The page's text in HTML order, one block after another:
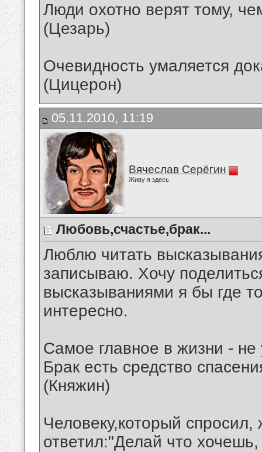
Люди охотно верят тому,
(Цезарь)
Очевидность умаляется
(Цицерон)
05.11.2010, 11:19
Вячеслав Серёгин
Живу я здесь
Любовь,счастье,брак...
Люблю читать
записываю. Хочу
высказываниями я бы где
интересно.
Самое главное в жизни -
Брак есть средство
(Княжин)
Человеку,который
ответил:"Делай что